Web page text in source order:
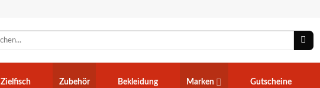
Zielfisch Zubehör Bekleidung Marken Gutscheine